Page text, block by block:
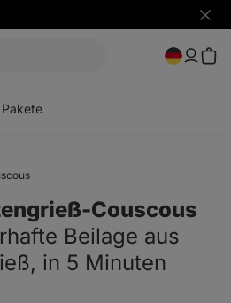
Pakete
Couscous
Beilage aus
in 5 Minuten